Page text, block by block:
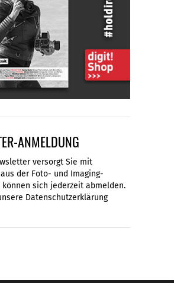
ANMELDUNG
versorgt Sie mit
der Foto- und Imaging-
können sich jederzeit abmelden.
Datenschutzerklärung